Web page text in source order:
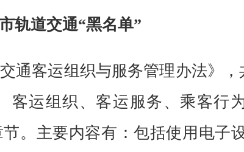
道交通“黑名单”
客运组织与服务管理办法》，
客运组织、客运服务、乘客行
。主要内容有：包括使用电子